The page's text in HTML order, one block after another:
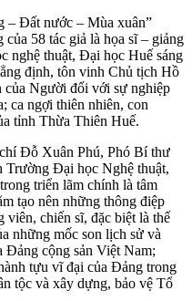
– Đất nước – Mùa xuân”
58 tác giả là họa sĩ – giảng
nghệ thuật, Đại học Huế sáng
định, tôn vinh Chủ tịch Hồ
Người đối với sự nghiệp
ca ngợi thiên nhiên, con
tỉnh Thừa Thiên Huế.
Đỗ Xuân Phú, Phó Bí thư
Trường Đại học Nghệ thuật,
triển lãm chính là tâm
tạo nên những thông điệp
viên, chiến sĩ, đặc biệt là thế
những mốc son lịch sử và
Đảng cộng sản Việt Nam;
tựu vĩ đại của Đảng trong
tộc và xây dựng, bảo vệ Tổ